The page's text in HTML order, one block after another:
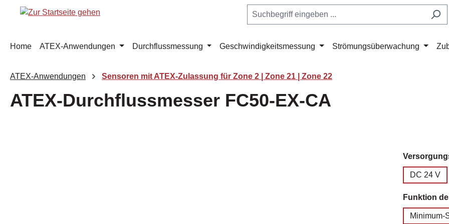
Hauptinhalt springen
Zur Suche springen
Zur Hauptnavigation springen
Home ATEX-Anwendungen Durchflussmessung Geschwindigkeitsmessung Strömungsüberwachung
ATEX-Anwendungen Sensoren mit ATEX-Zulassung für Zone 2 | Zone 21 | Zone 22
ATEX-Durchflussmesser FC50-EX-CA
DC 24 V
Funktion
Minimum-